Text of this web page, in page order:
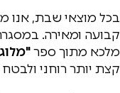
בכל מוצאי שבת, אנו
קבועה ומאירה.
מלכא מתוך ספר
קצת יותר רוחני